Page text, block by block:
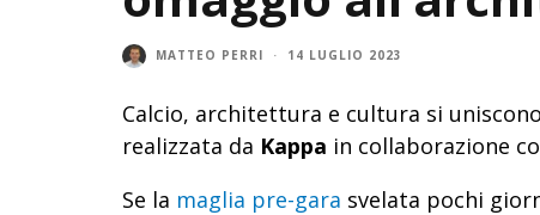
MATTEO PERRI · 14 LUGLIO 2023
Calcio, architettura e cultura si
realizzata da Kappa in collaborazione
Se la maglia pre-gara svelata pochi